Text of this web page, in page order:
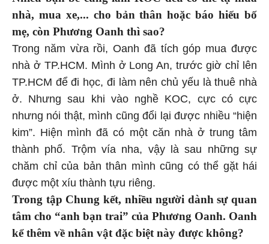
nhà, mua xe,... cho bản thân hoặc báo hiếu bố
mẹ, còn Phương Oanh thì sao?
Trong năm vừa rồi, Oanh đã tích góp mua được
nhà ở TP.HCM. Mình ở Long An, trước giờ chỉ lên
TP.HCM để đi học, đi làm nên chủ yếu là thuê nhà
ở. Nhưng sau khi vào nghề KOC, cực có cực
nhưng nói thật, mình cũng đổi lại được nhiều “hiện
kim”. Hiện mình đã có một căn nhà ở trung tâm
thành phố. Trộm vía nha, vậy là sau những sự
chăm chỉ của bản thân mình cũng có thể gặt hái
được một xíu thành tựu riêng.
Trong tập Chung kết, nhiều người dành sự quan
tâm cho “anh bạn trai” của Phương Oanh. Oanh
kể thêm về nhân vật đặc biệt này được không?